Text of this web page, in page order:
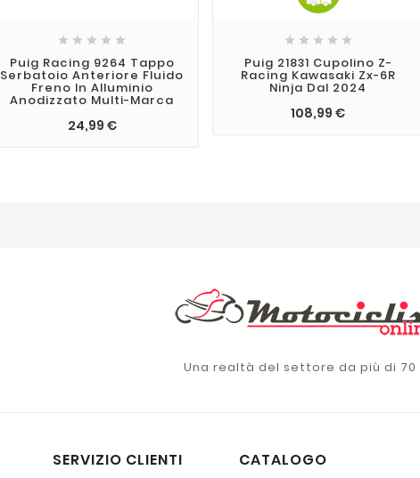
    
Puig Racing 9264 Tappo
Serbatoio Anteriore Fluido
Freno In Alluminio
Anodizzato Multi-Marca
24,99 €
    
Puig 21831 Cupolino Z-
Racing Kawasaki Zx-6R
Ninja Dal 2024
108,99 €
Una realtà del settore da più di 70
SERVIZIO CLIENTI CATALOGO